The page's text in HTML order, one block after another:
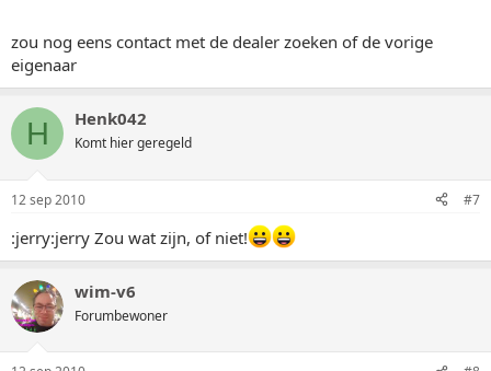
zou nog eens contact met de dealer zoeken of de vorige
eigenaar
H Henk042
Komt hier geregeld
12 sep 2010 #7
:jerry:jerry Zou wat zijn, of niet!
wim-v6
Forumbewoner